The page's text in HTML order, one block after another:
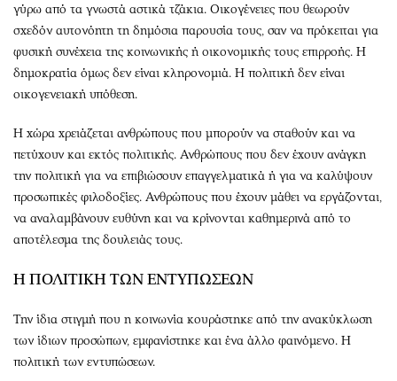
γύρω από τα γνωστά αστικά τζάκια. Οικογένειες που θεωρούν
σχεδόν αυτονόητη τη δημόσια παρουσία τους, σαν να πρόκειται για
φυσική συνέχεια της κοινωνικής ή οικονομικής τους επιρροής. Η
δημοκρατία όμως δεν είναι κληρονομιά. Η πολιτική δεν είναι
οικογενειακή υπόθεση.
Η χώρα χρειάζεται ανθρώπους που μπορούν να σταθούν και να
πετύχουν και εκτός πολιτικής. Ανθρώπους που δεν έχουν ανάγκη
την πολιτική για να επιβιώσουν επαγγελματικά ή για να καλύψουν
προσωπικές φιλοδοξίες. Ανθρώπους που έχουν μάθει να εργάζονται,
να αναλαμβάνουν ευθύνη και να κρίνονται καθημερινά από το
αποτέλεσμα της δουλειάς τους.
Η ΠΟΛΙΤΙΚΗ ΤΩΝ ΕΝΤΥΠΩΣΕΩΝ
Την ίδια στιγμή που η κοινωνία κουράστηκε από την ανακύκλωση
των ίδιων προσώπων, εμφανίστηκε και ένα άλλο φαινόμενο. Η
πολιτική των εντυπώσεων.